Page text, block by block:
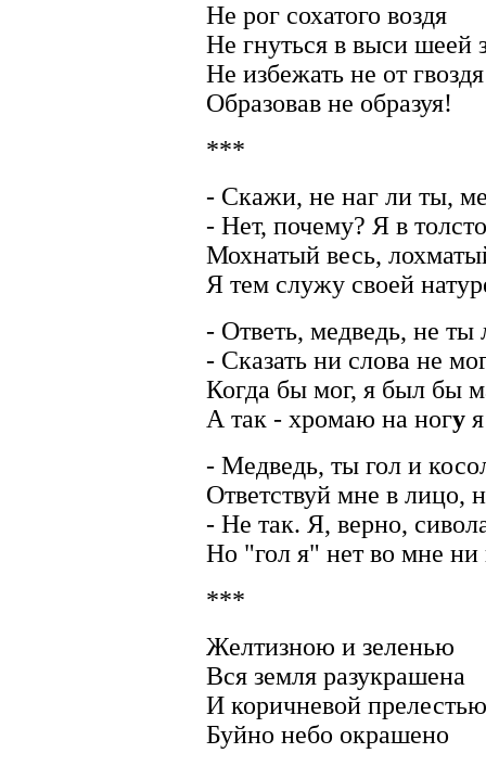
Не рог сохатого воздя
Не гнуться в выси шеей
Не избежать не от гвоздя
Образовав не образуя!
***
- Скажи, не наг ли ты,
- Нет, почему? Я в
Мохнатый весь,
Я тем служу своей
- Ответь, медведь, не ты
- Сказать ни слова не
Когда бы мог, я был бы
А так - хромаю на ногу я
- Медведь, ты гол и
Ответствуй мне в лицо,
- Не так. Я, верно,
Но "гол я" нет во мне ни
***
Желтизною и зеленью
Вся земля разукрашена
И коричневой прелестью
Буйно небо окрашено